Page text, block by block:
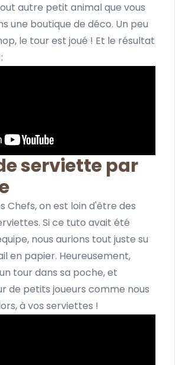
autre petit animal que vous
une boutique de déco. Un peu
le tour est joué ! Et le résultat
serviette par
Chefs, on est loin d'être des
Si ce tuto avait été
nous aurions tout juste su
en papier. Heureusement,
tour dans sa poche, et
de petits joueurs comme nous
à vos serviettes !